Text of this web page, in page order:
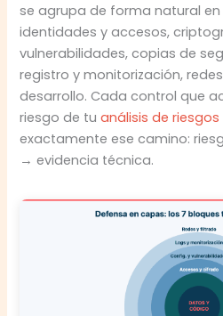
se agrupa de forma natural en
identidades y accesos,
vulnerabilidades, copias de
registro y monitorización,
desarrollo. Cada control que
riesgo de tuanálisis de riesgos
exactamente ese camino:
→ evidencia técnica.